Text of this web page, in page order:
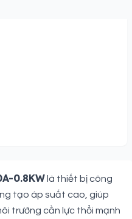
0.8KW là thiết bị công
tạo áp suất cao, giúp
trường cần lực thổi mạnh